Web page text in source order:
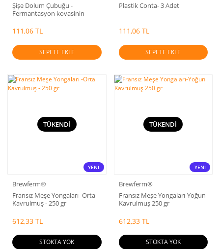
Şişe Dolum Çubuğu -
Fermantasyon kovasinin
111,06 TL
SEPETE EKLE
Plastik Conta- 3 Adet
111,06 TL
SEPETE EKLE
YENİ
TÜKENDİ
Brewferm®
Fransız Meşe Yongaları -Orta
Kavrulmuş - 250 gr
612,33 TL
STOKTA YOK
YENİ
TÜKENDİ
Brewferm®
Fransız Meşe Yongaları-Yoğun
Kavrulmuş 250 gr
612,33 TL
STOKTA YOK